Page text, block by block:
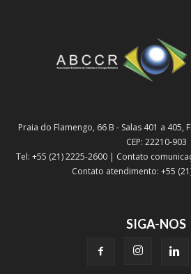
Praia do Flamengo, 66 B - Salas 401 a 405,
CEP: 22210-903
Tel: +55 (21) 2225-2600 | Contato
Contato atendimento: +55
SIGA-NOS